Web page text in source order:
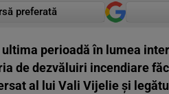
preferată
perioadă în lumea
de dezvăluiri incendiare
al lui Vali Vijelie și